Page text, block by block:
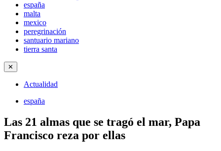
españa
malta
mexico
peregrinación
santuario mariano
tierra santa
✕
Actualidad
españa
Las 21 almas que se tragó el mar, Papa
Francisco reza por ellas